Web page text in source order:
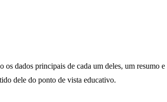
dados principais de cada um deles, um resumo
dele do ponto de vista educativo.